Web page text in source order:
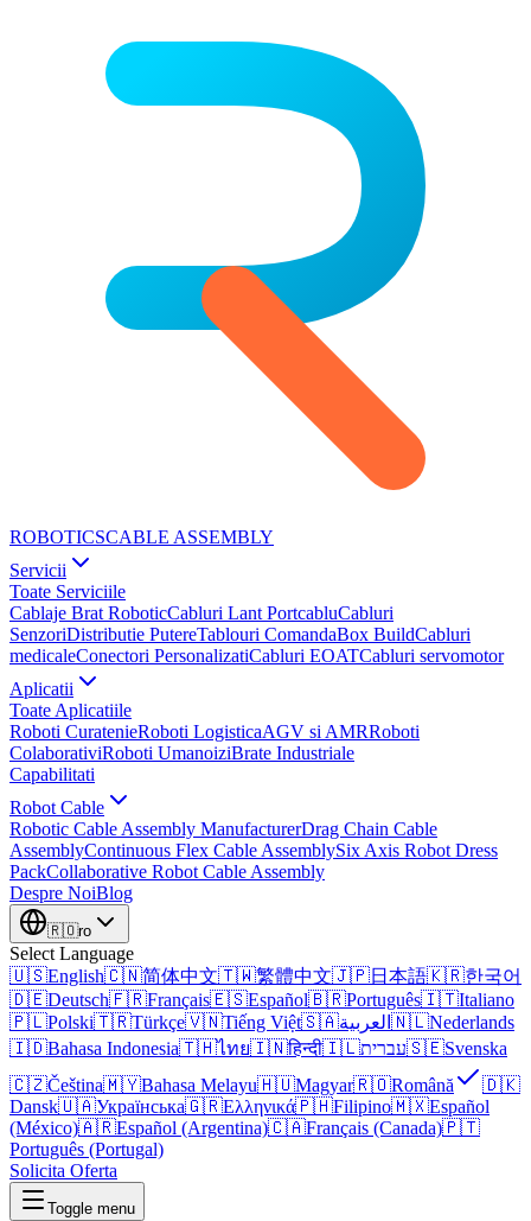
ROBOTICSCABLE ASSEMBLY
Servicii
Toate Serviciile
Cablaje Brat RoboticCabluri Lant PortcabluCabluri
SenzoriDistributie PutereTablouri ComandaBox BuildCabluri
medicaleConectori PersonalizatiCabluri EOATCabluri servomotor
Aplicatii
Toate Aplicatiile
Roboti CuratenieRoboti LogisticaAGV si AMRRoboti
ColaborativiRoboti UmanoiziBrate Industriale
Capabilitati
Robot Cable
Robotic Cable Assembly ManufacturerDrag Chain Cable
AssemblyContinuous Flex Cable AssemblySix Axis Robot Dress
PackCollaborative Robot Cable Assembly
Despre NoiBlog
🇷🇴ro
Select Language
🇺🇸English🇨🇳简体中文🇹🇼繁體中文🇯🇵日本語🇰🇷한국어
🇩🇪Deutsch🇫🇷Français🇪🇸Español🇧🇷Português🇮🇹Italiano
🇵🇱Polski🇹🇷Türkçe🇻🇳Tiếng Việt🇸🇦العربية 🇳🇱Nederlands
🇮🇩Bahasa Indonesia🇹🇭ไทย🇮🇳हिन्दी🇮🇱עברית🇸🇪Svenska
🇨🇿Čeština🇲🇾Bahasa Melayu🇭🇺Magyar🇷🇴Română
🇩🇰
Dansk🇺🇦Українська🇬🇷Ελληνικά🇵🇭Filipino🇲🇽Español
(México)🇦🇷Español (Argentina)🇨🇦Français (Canada)🇵🇹
Português (Portugal)
Solicita Oferta
Toggle menu